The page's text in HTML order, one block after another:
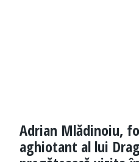
Adrian Mlădinoiu,
aghiotant al lui